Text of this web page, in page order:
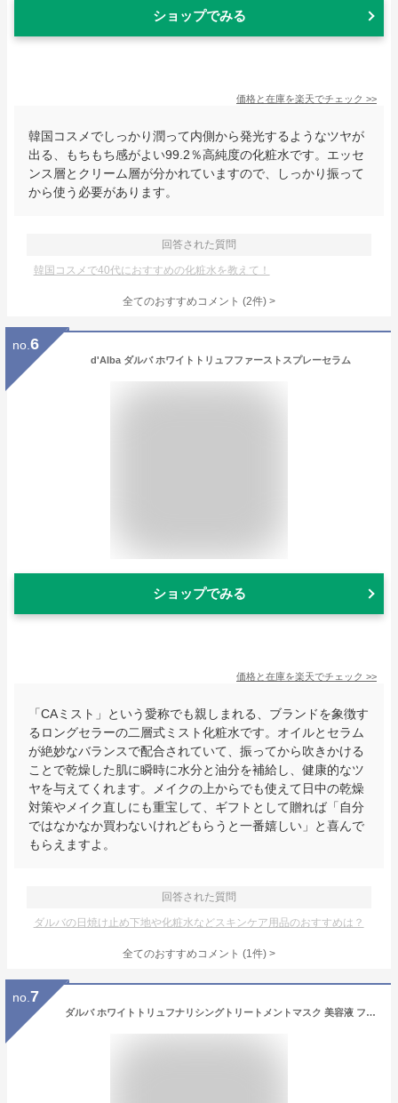
ショップでみる
価格と在庫を楽天でチェック >>
韓国コスメでしっかり潤って内側から発光するようなツヤが
出る、もちもち感がよい99.2％高純度の化粧水です。エッセ
ンス層とクリーム層が分かれていますので、しっかり振って
から使う必要があります。
回答された質問
韓国コスメで40代におすすめの化粧水を教えて！
全てのおすすめコメント (2件) >
no. 6
d'Alba ダルバ ホワイトトリュフファーストスプレーセラム
ショップでみる
価格と在庫を楽天でチェック >>
「CAミスト」という愛称でも親しまれる、ブランドを象徴す
るロングセラーの二層式ミスト化粧水です。オイルとセラム
が絶妙なバランスで配合されていて、振ってから吹きかける
ことで乾燥した肌に瞬時に水分と油分を補給し、健康的なツ
ヤを与えてくれます。メイクの上からでも使えて日中の乾燥
対策やメイク直しにも重宝して、ギフトとして贈れば「自分
ではなかなか買わないけれどもらうと一番嬉しい」と喜んで
もらえますよ。
回答された質問
ダルバの日焼け止め下地や化粧水などスキンケア用品のおすすめは？
全てのおすすめコメント (1件) >
no. 7
ダルバ ホワイトトリュフナリシングトリートメントマスク 美容液 フェイスパック シートマスク 保湿 高保湿 ツヤ うるおい 鎮静効果 弾力 エイジングケア 低刺激 乾燥肌 d'Alba